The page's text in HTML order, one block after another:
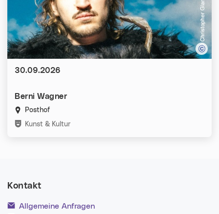
Berni Wagner
Posthof
Kategorien:
Kunst & Kultur
Datum:
30.09.2026
Kontakt
Allgemeine Anfragen